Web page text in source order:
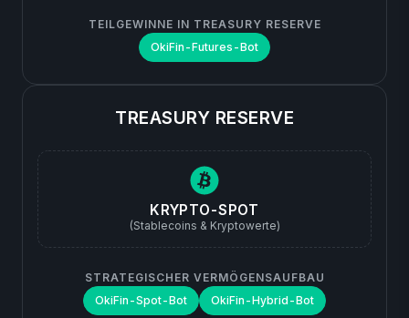
TEILGEWINNE IN TREASURY RESERVE
OkiFin-Futures-Bot
TREASURY RESERVE
KRYPTO-SPOT
(Stablecoins & Kryptowerte)
STRATEGISCHER VERMÖGENSAUFBAU
OkiFin-Spot-Bot
OkiFin-Hybrid-Bot